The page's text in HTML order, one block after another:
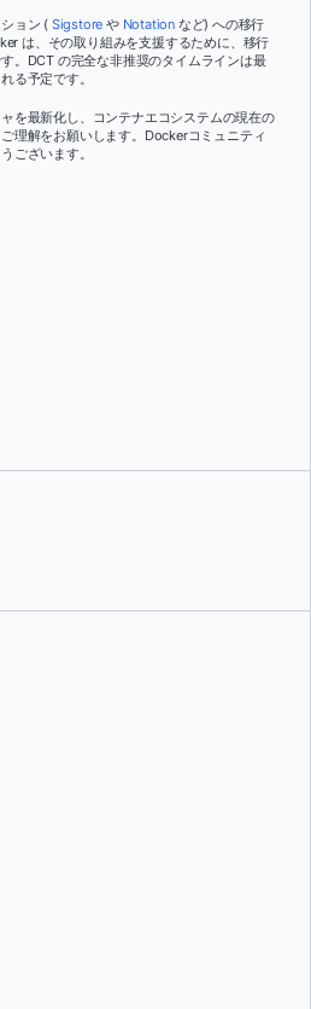
ョン ( Sigstore や Notation など) への移行
は、その取り組みを支援するために、移行
。DCT の完全な非推奨のタイムラインは最
る予定です。
を最新化し、コンテナエコシステムの現在の
理解をお願いします。Dockerコミュニティ
ございます。